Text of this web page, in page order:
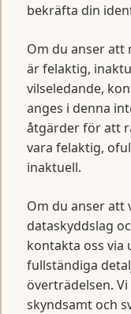
bekräfta din
Om du anser
är felaktig,
vilseledande,
anges i denna
åtgärder för att
vara felaktig,
inaktuell.
Om du anser
dataskyddslag
kontakta oss via
fullständiga
överträdelsen.
skyndsamt och